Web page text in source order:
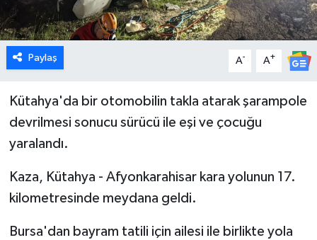
Paylaş A- A+
Kütahya'da bir otomobilin takla atarak şarampole
devrilmesi sonucu sürücü ile eşi ve çocuğu
yaralandı.
Kaza, Kütahya - Afyonkarahisar kara yolunun 17.
kilometresinde meydana geldi.
Bursa'dan bayram tatili için ailesi ile birlikte yola
Gediz
Genel
Hisarcık
İlçeler
Köşe Yazıları
Kültür Sanat